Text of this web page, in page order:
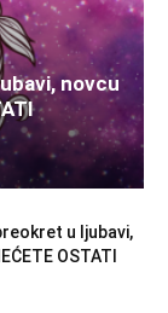
novcu
u ljubavi,
OSTATI